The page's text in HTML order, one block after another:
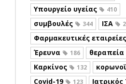
Υπουργείο υγείας 410
συμβουλές 344 ΙΣΑ
Φαρμακευτικές εταιρείες
Έρευνα 186 θεραπεία
Καρκίνος 132
Covid-19 123